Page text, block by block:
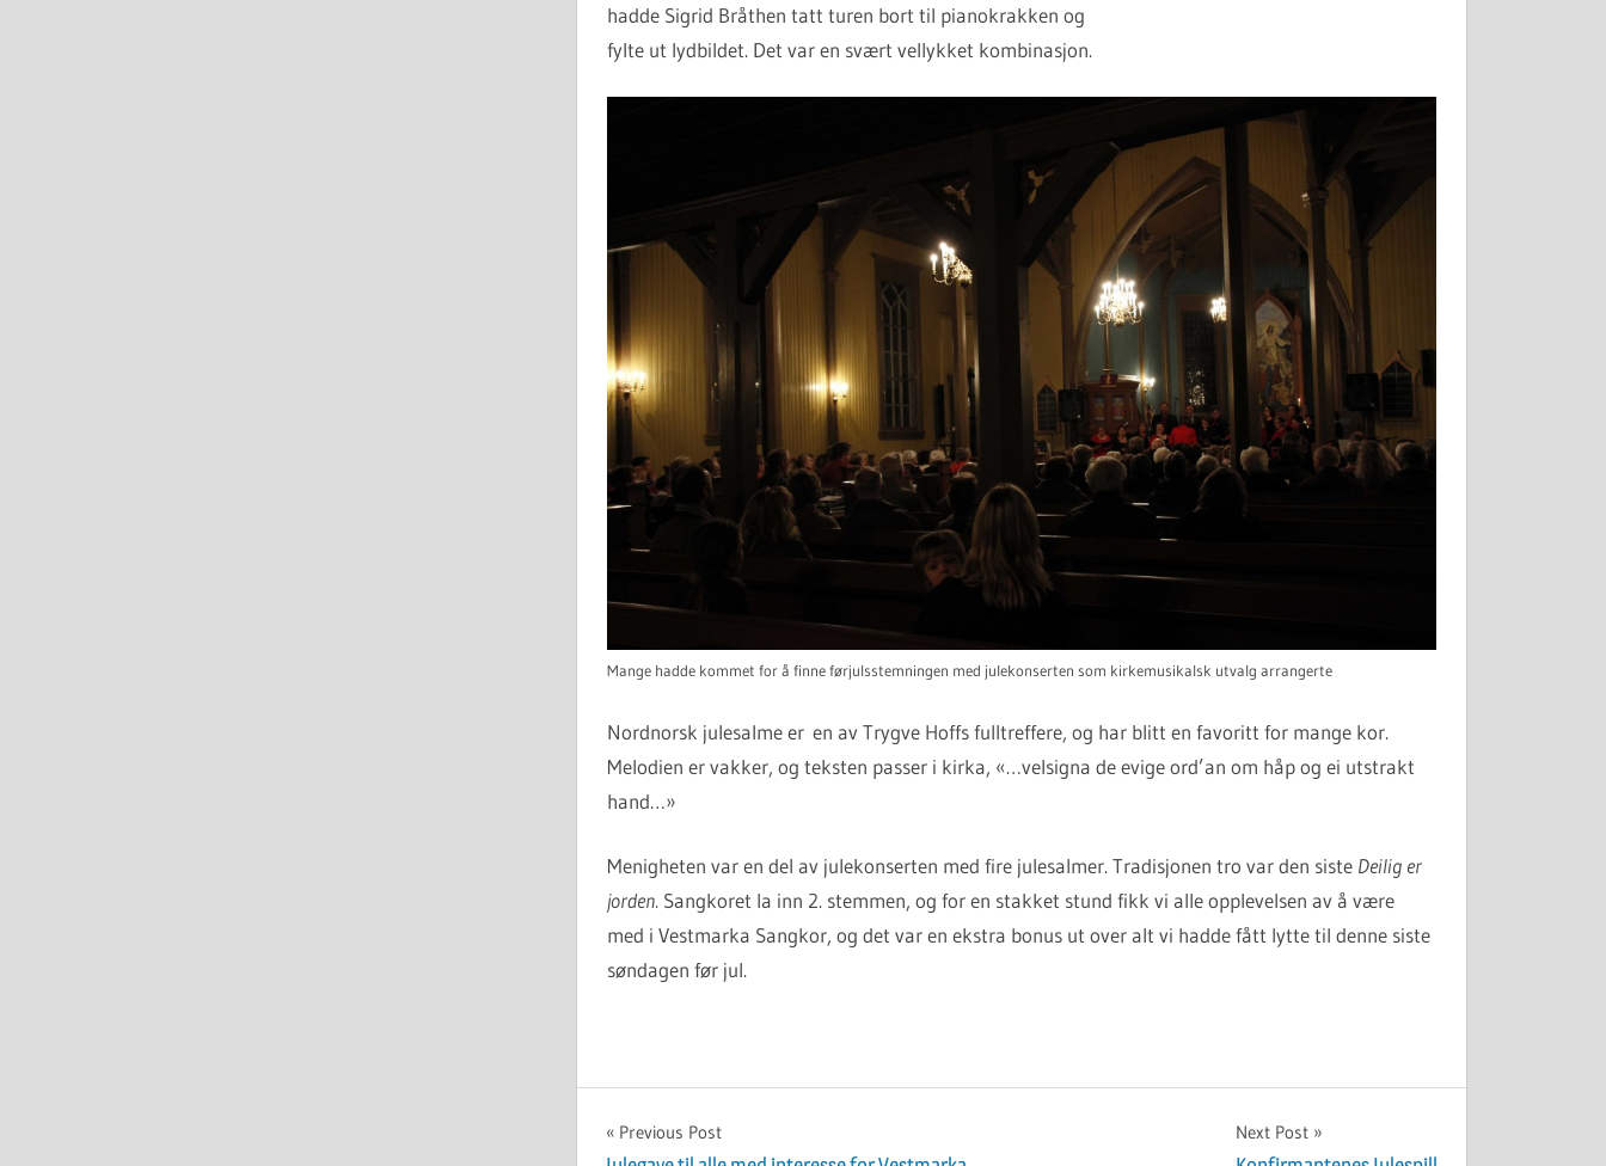
hadde Sigrid Bråthen tatt turen bort til pianokrakken og
fylte ut lydbildet. Det var en svært vellykket kombinasjon.
Mange hadde kommet for å finne førjulsstemningen med julekonserten som kirkemusikalsk utvalg arrangerte
Nordnorsk julesalme er en av Trygve Hoffs fulltreffere, og har blitt en favoritt for mange kor.
Melodien er vakker, og teksten passer i kirka, «…velsigna de evige ord’an om håp og ei utstrakt
hand…»
Menigheten var en del av julekonserten med fire julesalmer. Tradisjonen tro var den siste Deilig er
jorden. Sangkoret la inn 2. stemmen, og for en stakket stund fikk vi alle opplevelsen av å være
med i Vestmarka Sangkor, og det var en ekstra bonus ut over alt vi hadde fått lytte til denne siste
søndagen før jul.
Innleggsnavigasjon
Previous Post Next Post